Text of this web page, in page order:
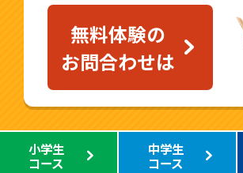
無料体験の
お問合わせは
小学生
コース
中学生
コース